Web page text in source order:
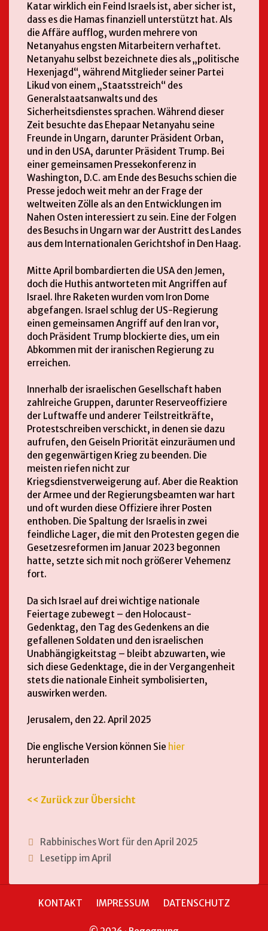
Katar wirklich ein Feind Israels ist, aber sicher ist,
dass es die Hamas finanziell unterstützt hat. Als
die Affäre aufflog, wurden mehrere von
Netanyahus engsten Mitarbeitern verhaftet.
Netanyahu selbst bezeichnete dies als „politische
Hexenjagd“, während Mitglieder seiner Partei
Likud von einem „Staatsstreich“ des
Generalstaatsanwalts und des
Sicherheitsdienstes sprachen. Während dieser
Zeit besuchte das Ehepaar Netanyahu seine
Freunde in Ungarn, darunter Präsident Orban,
und in den USA, darunter Präsident Trump. Bei
einer gemeinsamen Pressekonferenz in
Washington, D.C. am Ende des Besuchs schien die
Presse jedoch weit mehr an der Frage der
weltweiten Zölle als an den Entwicklungen im
Nahen Osten interessiert zu sein. Eine der Folgen
des Besuchs in Ungarn war der Austritt des Landes
aus dem Internationalen Gerichtshof in Den Haag.
Mitte April bombardierten die USA den Jemen,
doch die Huthis antworteten mit Angriffen auf
Israel. Ihre Raketen wurden vom Iron Dome
abgefangen. Israel schlug der US-Regierung
einen gemeinsamen Angriff auf den Iran vor,
doch Präsident Trump blockierte dies, um ein
Abkommen mit der iranischen Regierung zu
erreichen.
Innerhalb der israelischen Gesellschaft haben
zahlreiche Gruppen, darunter Reserveoffiziere
der Luftwaffe und anderer Teilstreitkräfte,
Protestschreiben verschickt, in denen sie dazu
aufrufen, den Geiseln Priorität einzuräumen und
den gegenwärtigen Krieg zu beenden. Die
meisten riefen nicht zur
Kriegsdienstverweigerung auf. Aber die Reaktion
der Armee und der Regierungsbeamten war hart
und oft wurden diese Offiziere ihrer Posten
enthoben. Die Spaltung der Israelis in zwei
feindliche Lager, die mit den Protesten gegen die
Gesetzesreformen im Januar 2023 begonnen
hatte, setzte sich mit noch größerer Vehemenz
fort.
Da sich Israel auf drei wichtige nationale
Feiertage zubewegt – den Holocaust-
Gedenktag, den Tag des Gedenkens an die
gefallenen Soldaten und den israelischen
Unabhängigkeitstag – bleibt abzuwarten, wie
sich diese Gedenktage, die in der Vergangenheit
stets die nationale Einheit symbolisierten,
auswirken werden.
Jerusalem, den 22. April 2025
Die englische Version können Sie hier
herunterladen
<< Zurück zur Übersicht
Rabbinisches Wort für den April 2025
Lesetipp im April
KONTAKT IMPRESSUM DATENSCHUTZ